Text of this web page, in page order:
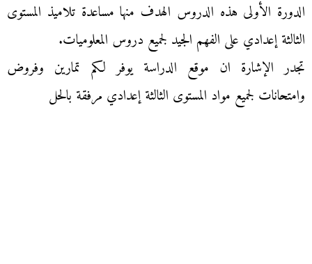
الدورة الأولى هذه الدروس الهدف منها مساعدة تلاميذ المستوى
الثالثة إعدادي على الفهم الجيد لجميع دروس المعلوميات.
تجدر الإشارة ان موقع الدراسة يوفر لكم تمارين وفروض
وامتحانات لجميع مواد المستوى الثالثة إعدادي مرفقة بالحل